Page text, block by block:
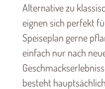
Alternative zu
eignen sich perfekt
Speiseplan gerne
einfach nur nach
besteht